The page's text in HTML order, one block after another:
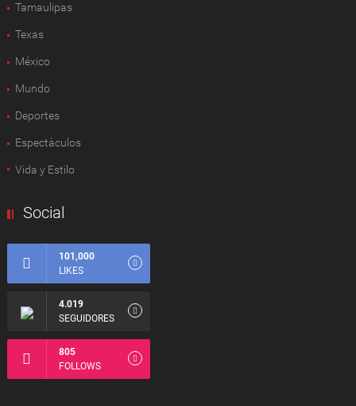
Tamaulipas
Texas
México
Mundo
Deportes
Espectàculos
Vida y Estilo
Social
101,000
LIKES
4.019
SEGUIDORES
805
FOLLOWS